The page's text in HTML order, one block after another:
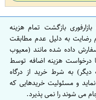
بازگشت تمام هزینه
رضایت به دلیل عدم مطابقت
داده شده مانند (معیوب
درخواست هزینه اضافه توسط
به شرط خرید از درگاه
و مسئولیت خریدهایی که
می شوند را نمی پذیرد.